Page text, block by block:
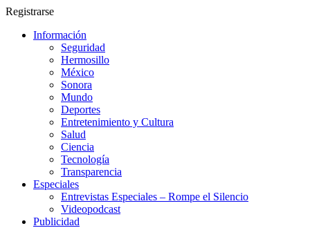
Registrarse
Información
Seguridad
Hermosillo
México
Sonora
Mundo
Deportes
Entretenimiento y Cultura
Salud
Ciencia
Tecnología
Transparencia
Especiales
Entrevistas Especiales – Rompe el Silencio
Videopodcast
Publicidad